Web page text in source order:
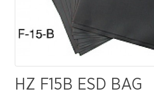
HZ F15B ESD BAG